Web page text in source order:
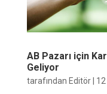
AB Pazarı için
Geliyor
tarafından Editör|